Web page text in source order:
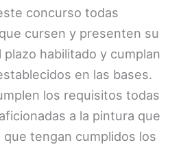
concurso todas
cursen y presenten su
habilitado y cumplan
en las bases.
los requisitos todas
a la pintura que
tengan cumplidos los